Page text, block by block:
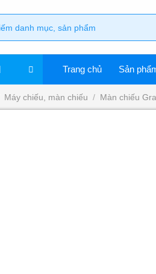
Trang chủ Sản
Máy chiếu, màn chiếu / Màn chiếu